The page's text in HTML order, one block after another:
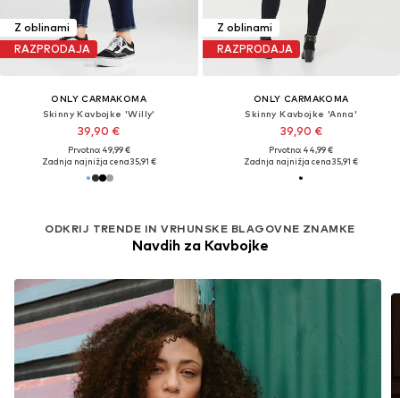
Z oblinami
RAZPRODAJA
ONLY CARMAKOMA
Skinny Kavbojke 'Willy'
39,90 €
Prvotno: 49,99 €
Zadnja najnižja cena35,91 €
ODKRIJ TRENDE IN VRHUNSKE BLAGOVNE ZNAMKE
Navdih za Kavbojke
Z oblinami
RAZPRODAJA
ONLY CARMAKOMA
Skinny Kavbojke 'Anna'
39,90 €
Prvotno: 44,99 €
Zadnja najnižja cena35,91 €